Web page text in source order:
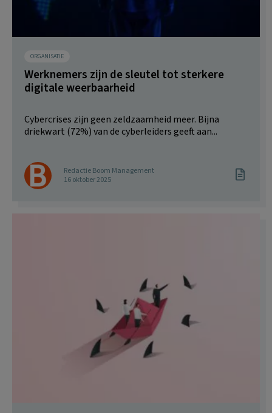
ORGANISATIE
Werknemers zijn de sleutel tot sterkere
digitale weerbaarheid
Cybercrises zijn geen zeldzaamheid meer. Bijna
driekwart (72%) van de cyberleiders geeft aan...
Redactie Boom Management
16 oktober 2025